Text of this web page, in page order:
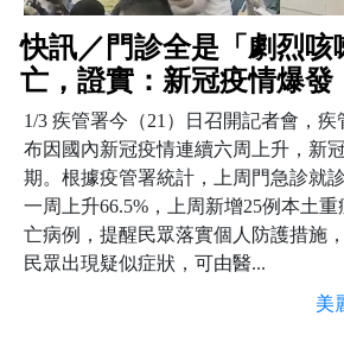
快訊／門診全是「劇烈咳
亡，證實：新冠疫情爆發
1/3 疾管署今（21）日召開記者會，
布因國內新冠疫情連續六周上升，新
期。根據疫管署統計，上周門急診就
一周上升66.5%，上周新增25例本土
亡病例，提醒民眾落實個人防護措施
民眾出現疑似症狀，可由醫...
美